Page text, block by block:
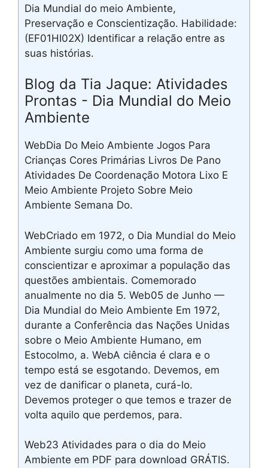
Dia Mundial do meio Ambiente,
Preservação e Conscientização. Habilidade:
(EF01HI02X) Identificar a relação entre as
suas histórias.
Blog da Tia Jaque: Atividades
Prontas - Dia Mundial do Meio
Ambiente
WebDia Do Meio Ambiente Jogos Para
Crianças Cores Primárias Livros De Pano
Atividades De Coordenação Motora Lixo E
Meio Ambiente Projeto Sobre Meio
Ambiente Semana Do.
WebCriado em 1972, o Dia Mundial do Meio
Ambiente surgiu como uma forma de
conscientizar e aproximar a população das
questões ambientais. Comemorado
anualmente no dia 5. Web05 de Junho —
Dia Mundial do Meio Ambiente Em 1972,
durante a Conferência das Nações Unidas
sobre o Meio Ambiente Humano, em
Estocolmo, a. WebA ciência é clara e o
tempo está se esgotando. Devemos, em
vez de danificar o planeta, curá-lo.
Devemos proteger o que temos e trazer de
volta aquilo que perdemos, para.
Web23 Atividades para o dia do Meio
Ambiente em PDF para download GRÁTIS.